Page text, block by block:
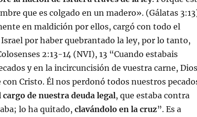
que es colgado en un madero». (Gálatas
en maldición por ellos, cargó con todo el
por haber quebrantado la ley, por lo tanto,
2:13-14 (NVI), 13 “Cuando estabais
y en la incircuncisión de vuestra carne, Dios
Cristo. Él nos perdonó todos nuestros
cargo de nuestra deuda legal, que estaba contra
lo ha quitado, clavándolo en la cruz”. Es a